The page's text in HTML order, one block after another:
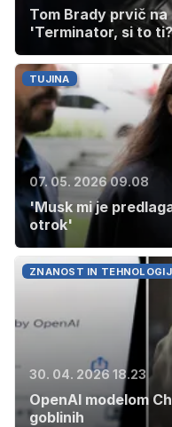
Tom Brady prvič
'Terminator, si to
TUJINA
07. 05. 2026 09.08
'Musk mi je
otrok'
ZNANOST IN
30. 04. 2026 18.23
OpenAI modelom
goblinih